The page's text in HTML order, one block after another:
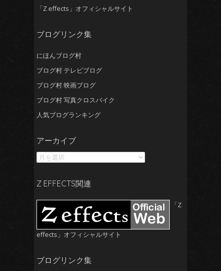
「Z effects」オフィシャルサイト
ブログリンク集
にほんブログ村
ブログ村 テレビブログ
ブログ村 映画ブログ
ブログ村 写真クロスバイク
人気ブログランキング
アーカイブ
ア
ー
カ
ブ
Z EFFECTS関連
「Z
effects」オフィシャルサイト
ブログリンク集